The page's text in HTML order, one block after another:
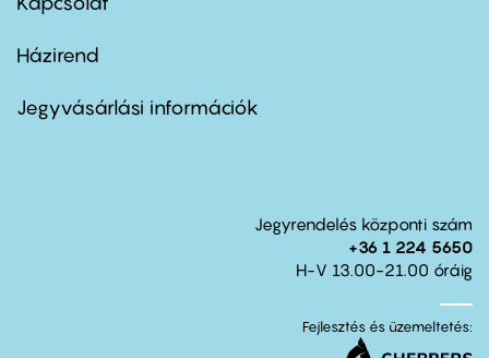
Footer
second
Házirend
Jegyvásárlási információk
Jegyrendelés központi szám
+36 1 224 5650
H-V 13.00-21.00 óráig
Fejlesztés és üzemeltetés: